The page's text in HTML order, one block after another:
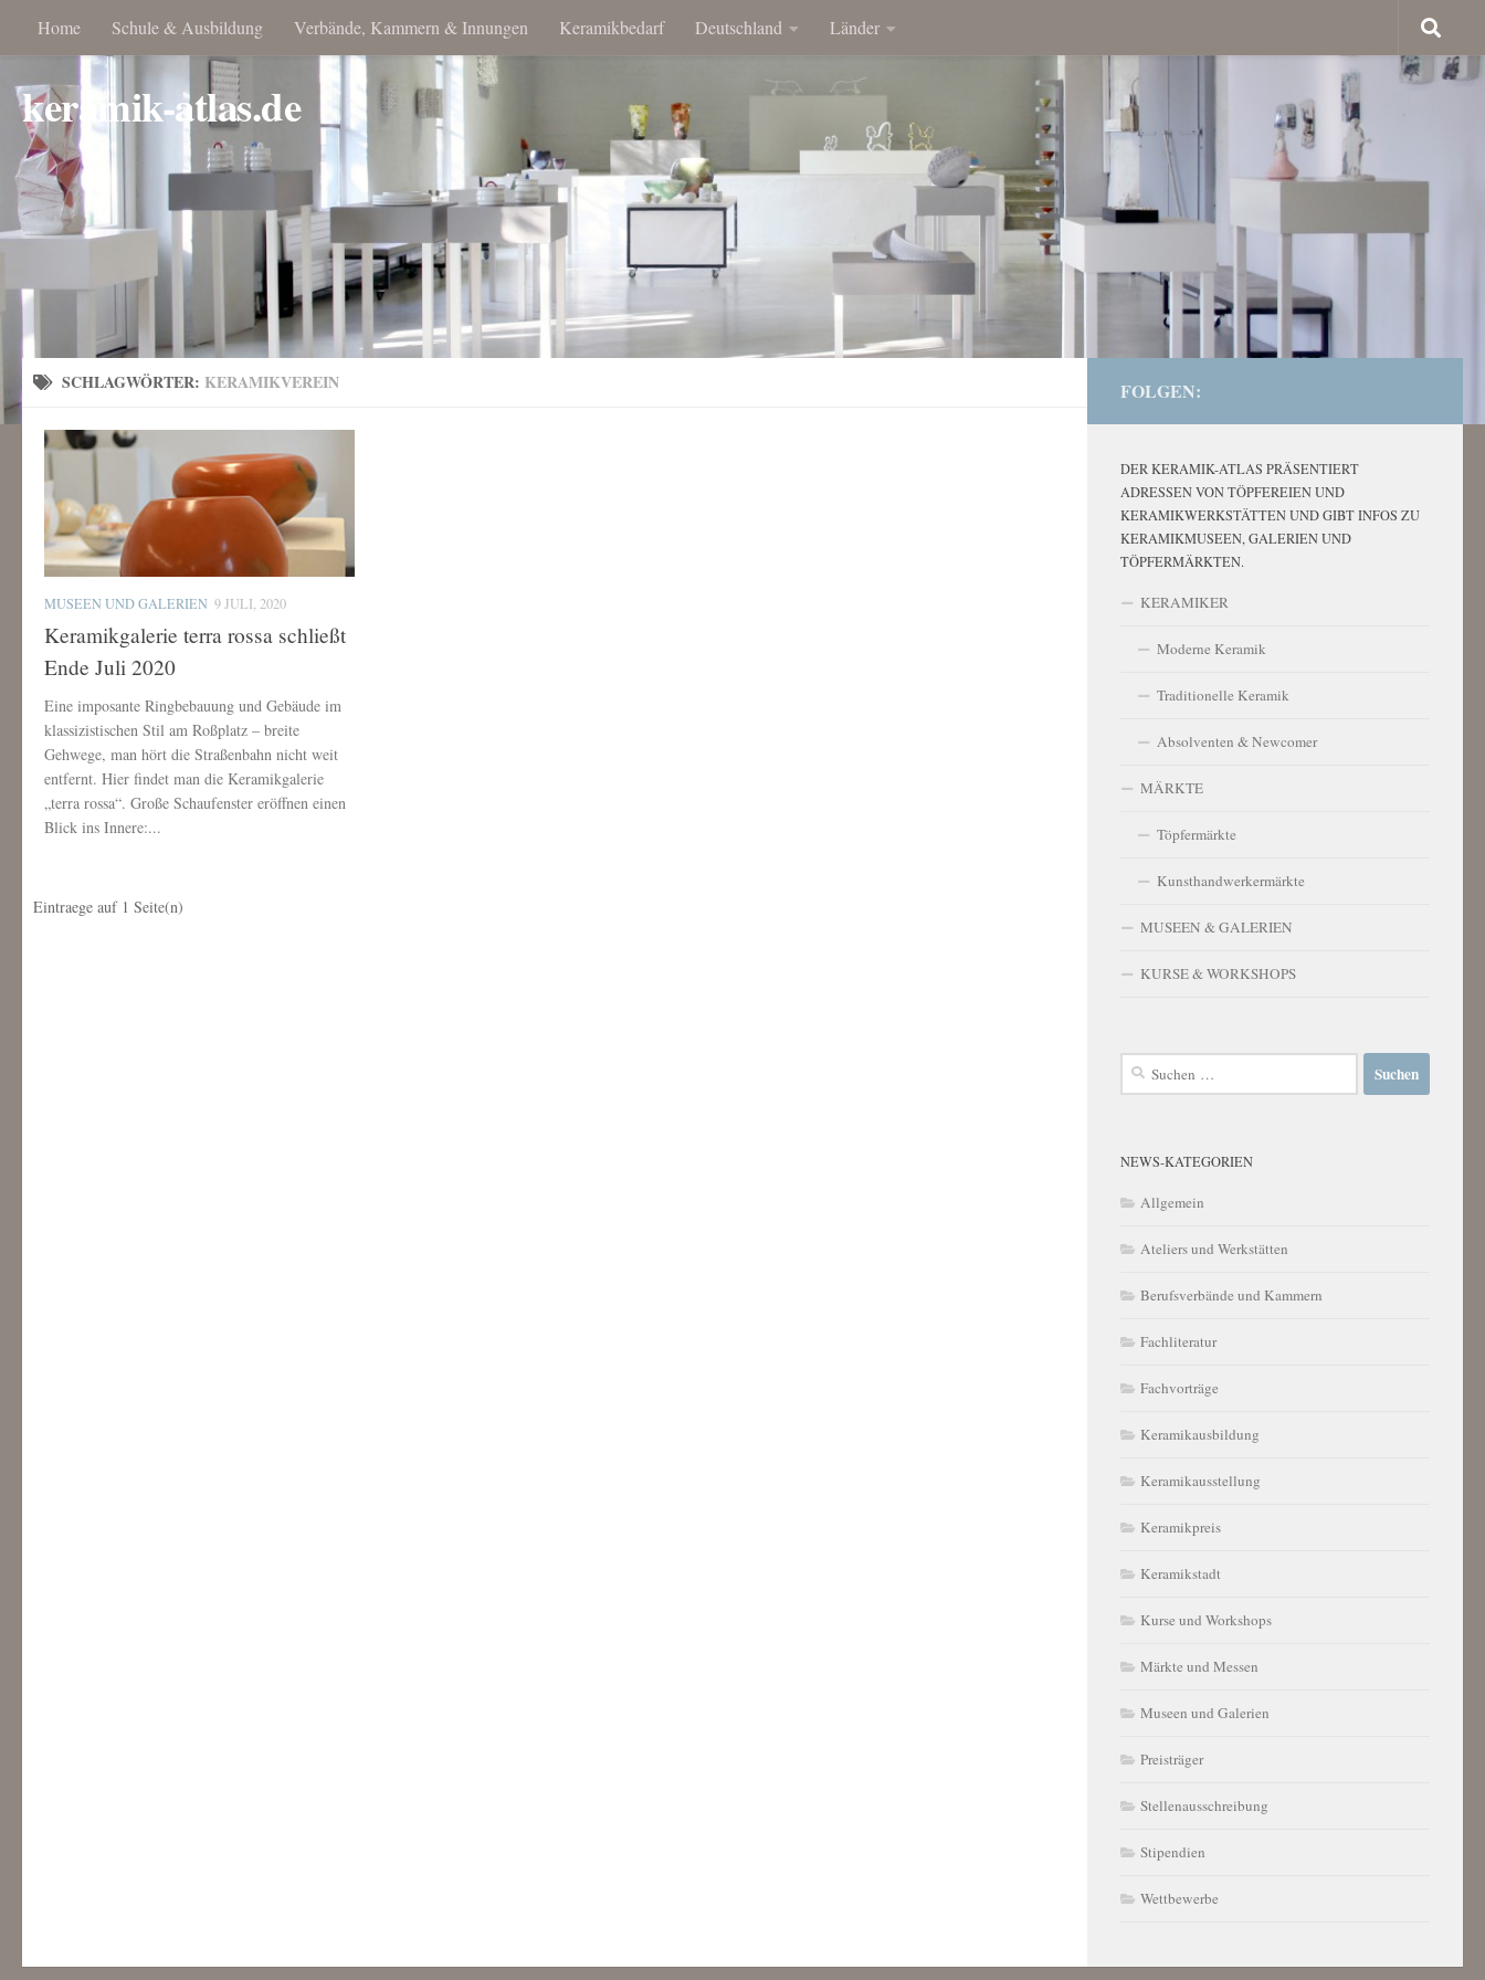
Home Schule & Ausbildung Verbände, Kammern & Innungen Keramikbedarf Deutschland Länder
keramik-atlas.de
SCHLAGWÖRTER: KERAMIKVEREIN
MUSEEN UND GALERIEN 9 JULI, 2020
Keramikgalerie terra rossa schließt
Ende Juli 2020
Eine imposante Ringbebauung und Gebäude im
klassizistischen Stil am Roßplatz – breite
Gehwege, man hört die Straßenbahn nicht weit
entfernt. Hier findet man die Keramikgalerie
„terra rossa“. Große Schaufenster eröffnen einen
Blick ins Innere:...
Eintraege auf 1 Seite(n)
FOLGEN:
DER KERAMIK-ATLAS PRÄSENTIERT
ADRESSEN VON TÖPFEREIEN UND
KERAMIKWERKSTÄTTEN UND GIBT INFOS ZU
KERAMIKMUSEEN, GALERIEN UND
TÖPFERMÄRKTEN.
KERAMIKER
Moderne Keramik
Traditionelle Keramik
Absolventen & Newcomer
MÄRKTE
Töpfermärkte
Kunsthandwerkermärkte
MUSEEN & GALERIEN
KURSE & WORKSHOPS
Suchen
NEWS-KATEGORIEN
Allgemein
Ateliers und Werkstätten
Berufsverbände und Kammern
Fachliteratur
Fachvorträge
Keramikausbildung
Keramikausstellung
Keramikpreis
Keramikstadt
Kurse und Workshops
Märkte und Messen
Museen und Galerien
Preisträger
Stellenausschreibung
Stipendien
Wettbewerbe